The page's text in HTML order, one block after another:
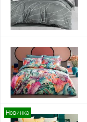
Новинка